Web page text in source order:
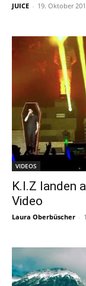
JUICE - 19. Oktober
VIDEOS
K.I.Z landen
Video
Laura Oberbüscher -